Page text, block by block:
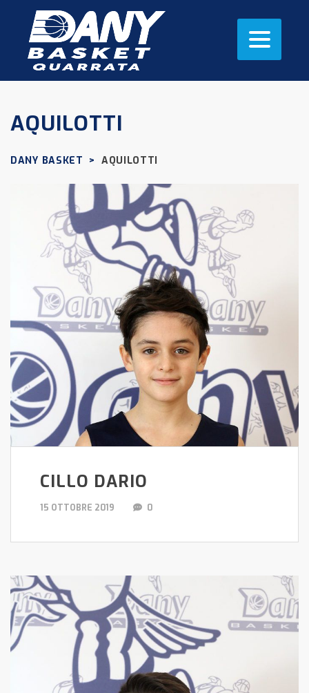
AQUILOTTI
DANY BASKET > AQUILOTTI
CILLO DARIO
15 OTTOBRE 2019 0